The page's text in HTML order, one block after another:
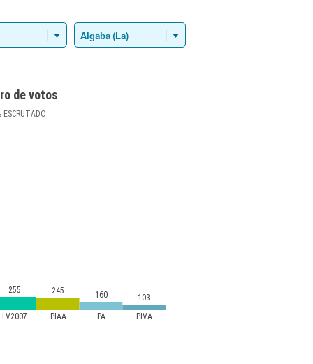
de votos
ESCRUTADO
LV2007 PIAA PA PIVA
255 245 160 103